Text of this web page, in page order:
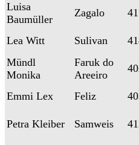
Luisa
Baumüller
Zagalo
Lea Witt Sulivan
Mündl
Monika
Faruk do
Areeiro
Emmi Lex Feliz
Petra Kleiber Samweis